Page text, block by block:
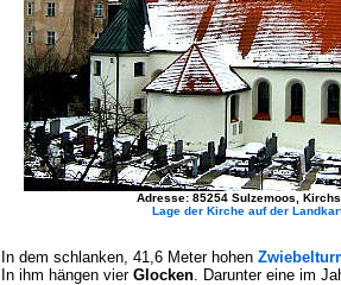
Adresse: 85254 Sulzemoos,
Lage der Kirche auf der
In dem schlanken, 41,6 Meter hohen
In ihm hängen vier Glocken. Darunter eine im